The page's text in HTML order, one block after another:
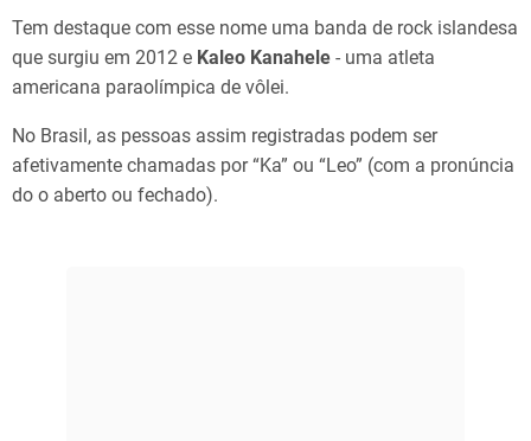
Tem destaque com esse nome uma banda de rock islandesa
que surgiu em 2012 e Kaleo Kanahele - uma atleta
americana paraolímpica de vôlei.
No Brasil, as pessoas assim registradas podem ser
afetivamente chamadas por “Ka” ou “Leo” (com a pronúncia
do o aberto ou fechado).